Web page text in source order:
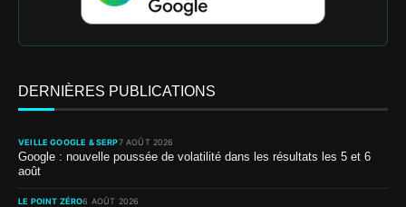
DERNIÈRES PUBLICATIONS
VEILLE GOOGLE & SERP7 AOÛT 2026
Google : nouvelle poussée de volatilité dans les résultats les 5 et 6
août
LE POINT ZÉRO6 AOÛT 2026